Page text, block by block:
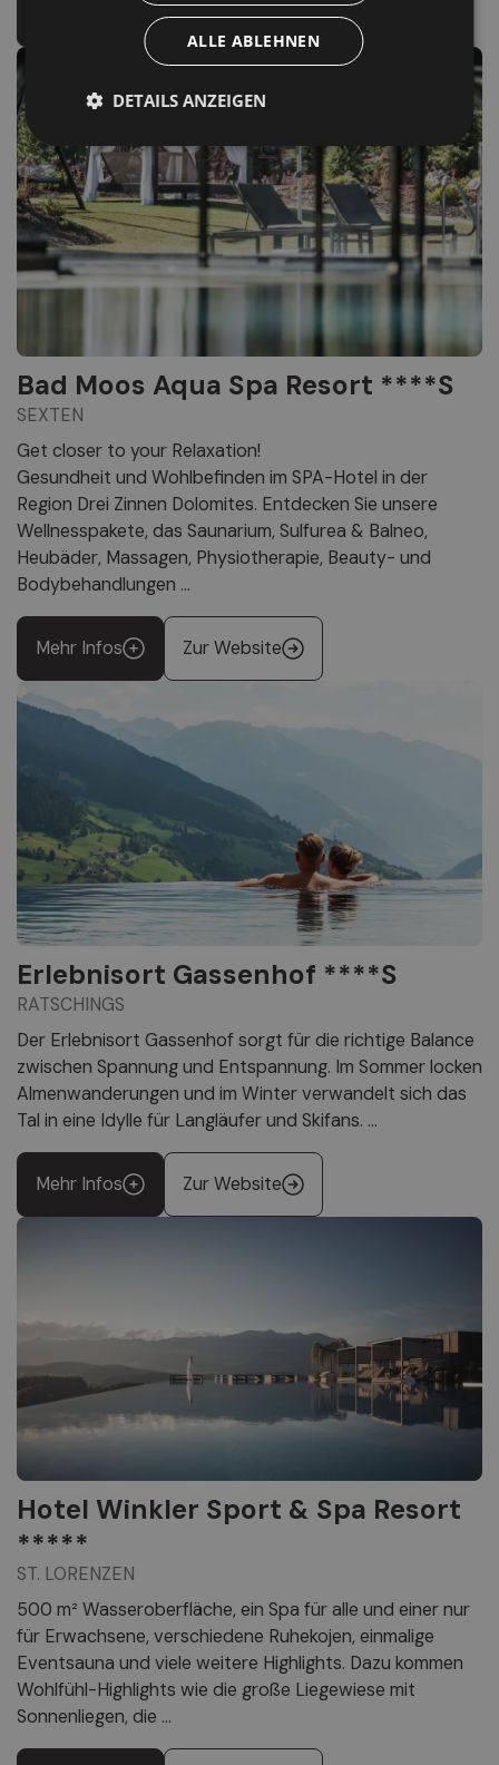
Zur Website
Bad Moos Aqua Spa Resort ****S
SEXTEN
Get closer to your Relaxation!
Gesundheit und Wohlbefinden im SPA-Hotel in der
Region Drei Zinnen Dolomites. Entdecken Sie unsere
Wellnesspakete, das Saunarium, Sulfurea & Balneo,
Heubäder, Massagen, Physiotherapie, Beauty- und
Bodybehandlungen ...
Mehr Infos Zur Website
Erlebnisort Gassenhof ****S
RATSCHINGS
Der Erlebnisort Gassenhof sorgt für die richtige Balance
zwischen Spannung und Entspannung. Im Sommer locken
Almenwanderungen und im Winter verwandelt sich das
Tal in eine Idylle für Langläufer und Skifans. ...
Mehr Infos Zur Website
Hotel Winkler Sport & Spa Resort
*****
ST. LORENZEN
500 m² Wasseroberfläche, ein Spa für alle und einer nur
für Erwachsene, verschiedene Ruhekojen, einmalige
Eventsauna und viele weitere Highlights. Dazu kommen
Wohlfühl-Highlights wie die große Liegewiese mit
Sonnenliegen, die ...
ALLE ABLEHNEN
DETAILS ANZEIGEN